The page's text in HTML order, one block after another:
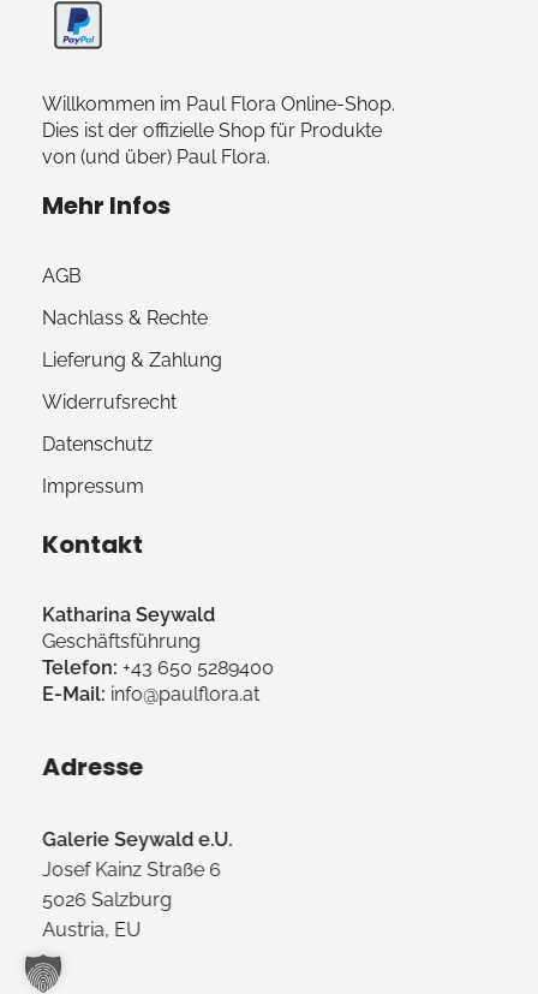
Willkommen im Paul Flora Online-Shop.
Dies ist der offizielle Shop für Produkte
von (und über) Paul Flora.
Mehr Infos
AGB
Nachlass & Rechte
Lieferung & Zahlung
Widerrufsrecht
Datenschutz
Impressum
Kontakt
Katharina Seywald
Geschäftsführung
Telefon: +43 650 5289400
E-Mail: info@paulflora.at
Adresse
Galerie Seywald e.U.
Josef Kainz Straße 6
5026 Salzburg
Austria, EU